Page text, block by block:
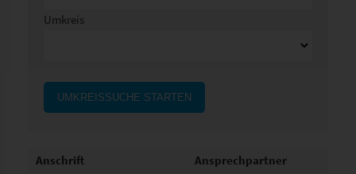
Umkreis
UMKREISSUCHE STARTEN
Anschrift
Ansprechpartner